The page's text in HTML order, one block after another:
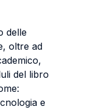
delle
oltre ad
del libro
e